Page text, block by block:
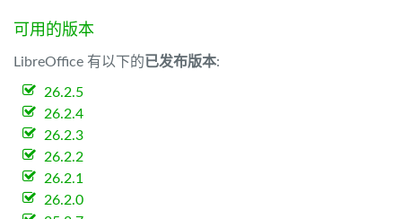
可用的版本
LibreOffice 有以下的已发布版本:
26.2.5
26.2.4
26.2.3
26.2.2
26.2.1
26.2.0